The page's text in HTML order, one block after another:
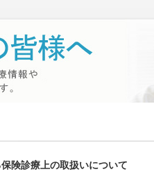
険診療上の取扱いについて